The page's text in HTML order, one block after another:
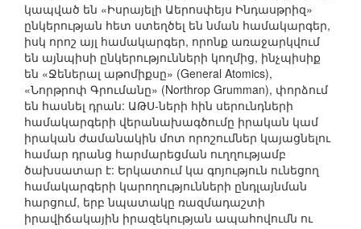
կապված են «Իսրայելի Աերոսփեյս Ինդասթրիզ»
ընկերության հետ ստեղծել են նման համակարգեր,
իսկ որոշ այլ համակարգեր, որոնք առաջարկվում
են այնպիսի ընկերությունների կողմից, ինչպիսիք
են «Ջեներալ աթոմիքսը» (General Atomics),
«Նորթրոփ Գրումանը» (Northrop Grumman), փորձում
են հասնել դրան: ԱԹՍ-ների հին սերունդների
համակարգերի վերանախագծումը իրական կամ
իրական ժամանակին մոտ որոշումներ կայացնելու
համար դրանց հարմարեցման ուղղությամբ
ծախսատար է: Երկատում կա գոյություն ունեցող
համակարգերի կարողությունների ընդլայնման
հարցում, երբ նպատակը ռազմադաշտի
իրավիճակային իրազեկության ապահովումն ու